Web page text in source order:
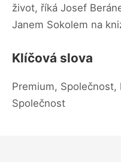
život, říká Josef
Janem Sokolem na
Klíčová slova
Premium, Společnost,
Společnost